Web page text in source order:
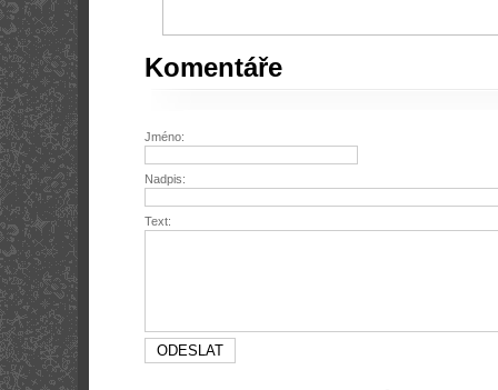
Komentáře
Jméno:
Nadpis:
Text: